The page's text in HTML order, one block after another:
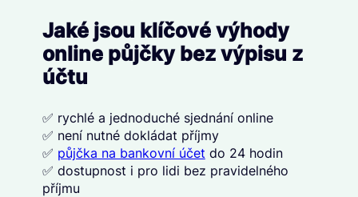
Jaké jsou klíčové výhody
online půjčky bez výpisu z
účtu
✅ rychlé a jednoduché sjednání online
✅ není nutné dokládat příjmy
✅ půjčka na bankovní účet do 24 hodin
✅ dostupnost i pro lidi bez pravidelného
příjmu